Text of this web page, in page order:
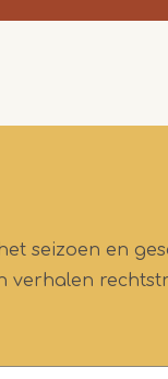
seizoen en
verhalen